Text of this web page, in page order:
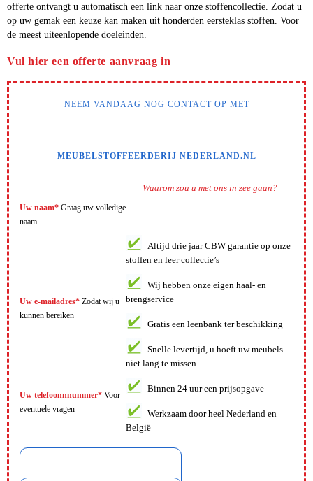
offerte ontvangt u automatisch een link naar onze stoffencollectie. Zodat u
op uw gemak een keuze kan maken uit honderden eersteklas stoffen. Voor
de meest uiteenlopende doeleinden.
Vul hier een offerte aanvraag in
NEEM VANDAAG NOG CONTACT OP MET
MEUBELSTOFFEERDERIJ NEDERLAND.NL
Waarom zou u met ons in zee gaan?
Altijd drie jaar CBW garantie op onze
stoffen en leer collectie’s
Wij hebben onze eigen haal- en
brengservice
Gratis een leenbank ter beschikking
Snelle levertijd, u hoeft uw meubels
niet lang te missen
Binnen 24 uur een prijsopgave
Werkzaam door heel Nederland en
België
Uw naam* Graag uw volledige
naam
Uw e-mailadres* Zodat wij u
kunnen bereiken
Uw telefoonnnummer* Voor
eventuele vragen